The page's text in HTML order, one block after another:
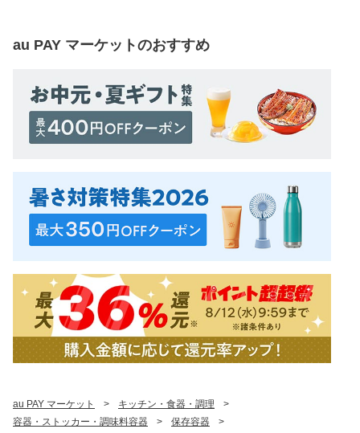
au PAY マーケットのおすすめ
au PAY マーケット > キッチン・食器・調理
>
容器・ストッカー・調味料容器
> 保存容器
>